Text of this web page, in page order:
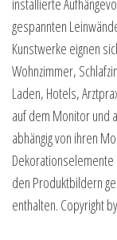
gespannten
Kunstwerke eignen
Wohnzimmer,
Laden, Hotels,
auf dem Monitor und
abhängig von ihren
den Produktbildern
enthalten. Copyright